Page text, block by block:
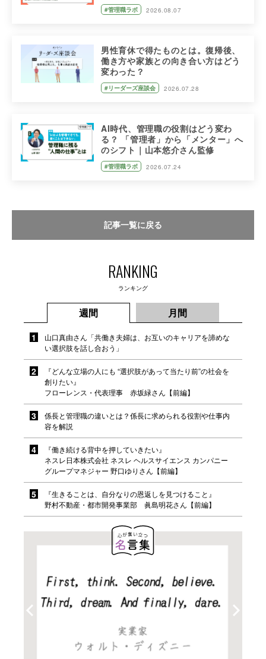
#管理職ラボ 2026.08.07
男性育休で得たものとは。復帰後、
働き方や家族との向き合い方はどう
変わった？
#リーダーズ座談会 2026.07.28
AI時代、管理職の役割はどう変わ
る？ 「管理者」から「メンター」へ
のシフト｜山本悠介さん監修
#管理職ラボ 2026.07.24
記事一覧に戻る
RANKING
ランキング
週間 月間
山口真由さん「共働き夫婦は、お互いのキャリアを諦めな
い選択肢を話し合おう」
『どんな立場の人にも “選択肢があって当たり前”の社会を
創りたい』
フローレンス・代表理事 赤坂緑さん【前編】
係長と管理職の違いとは？係長に求められる役割や仕事内
容を解説
『働き続ける背中を押していきたい』
ネスレ日本株式会社 ネスレ ヘルスサイエンス カンパニー
グループマネジャー 野口ゆりさん【前編】
『生きることは、自分なりの恩返しを見つけること』
野村不動産・都市開発事業部 眞島明花さん【前編】